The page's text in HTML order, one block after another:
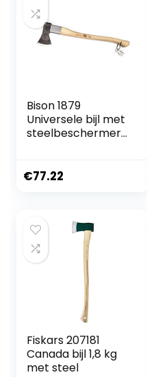
Bison 1879
Universele bijl met
steelbeschermer
alle bos- en
€77.22
Fiskars 207181
Canada bijl 1,8 kg
met steel